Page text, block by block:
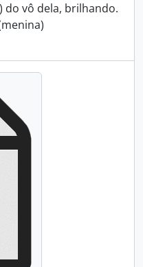
do vô dela, brilhando.